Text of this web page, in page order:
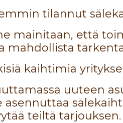
tilannut
mainitaan, että
mahdollista
kaihtimia
uuteen
asennuttaa
teiltä